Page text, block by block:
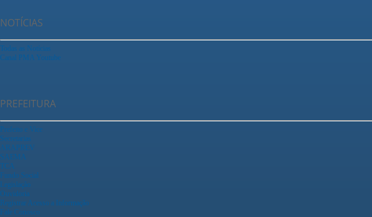
NOTÍCIAS
Todas as Notícias
Canal PMA Youtube
PREFEITURA
Prefeito e Vice
Secretarias
ARAPREV
SAEMA
TCA
Fundo Social
Legislação
Ouvidoria
Registrar Acesso a Informação
Fale Conosco